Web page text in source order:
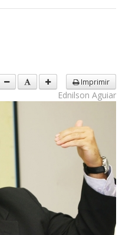
Imprimir
Ednilson Aguiar